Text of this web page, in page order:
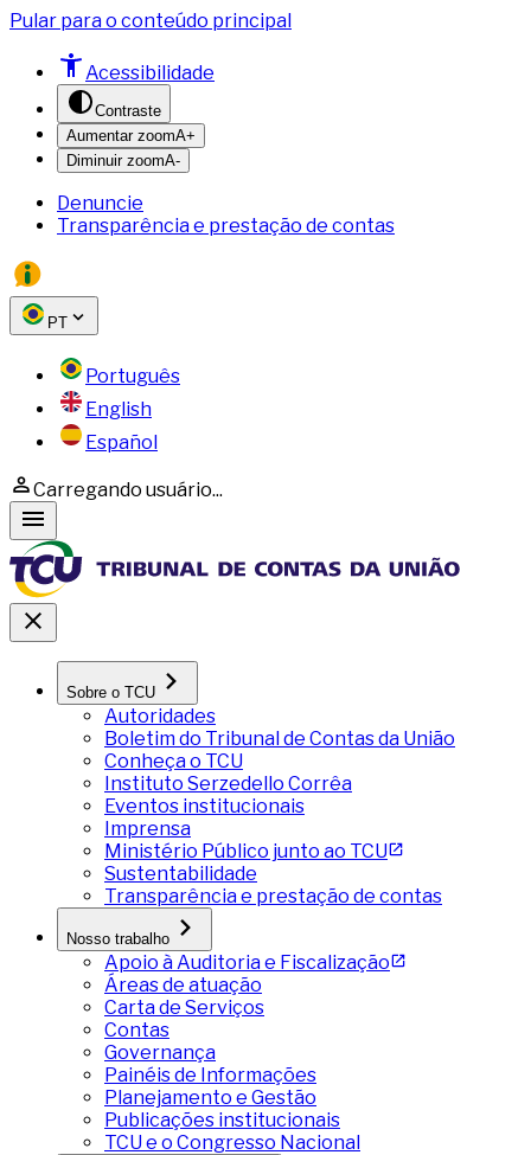
Pular para o conteúdo principal
Acessibilidade
Contraste
Aumentar zoomA+
Diminuir zoomA-
Denuncie
Transparência e prestação de contas
PT
Português
English
Español
Carregando usuário...
Sobre o TCU
Autoridades
Boletim do Tribunal de Contas da União
Conheça o TCU
Instituto Serzedello Corrêa
Eventos institucionais
Imprensa
Ministério Público junto ao TCU
Sustentabilidade
Transparência e prestação de contas
Nosso trabalho
Apoio à Auditoria e Fiscalização
Áreas de atuação
Carta de Serviços
Contas
Governança
Painéis de Informações
Planejamento e Gestão
Publicações institucionais
TCU e o Congresso Nacional